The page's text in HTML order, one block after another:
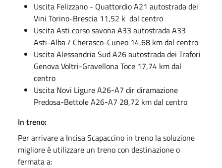
Uscita Felizzano - Quattordio A21 autostrada dei
Vini Torino-Brescia 11,52 k dal centro
Uscita Asti corso savona A33 autostrada A33
Asti-Alba / Cherasco-Cuneo 14,68 km dal centro
Uscita Alessandria Sud A26 autostrada dei Trafori
Genova Voltri-Gravellona Toce 17,74 km dal
centro
Uscita Novi Ligure A26-A7 dir diramazione
Predosa-Bettole A26-A7 28,72 km dal centro
In treno:
Per arrivare a Incisa Scapaccino in treno la soluzione
migliore è utilizzare un treno con destinazione o
fermata a: